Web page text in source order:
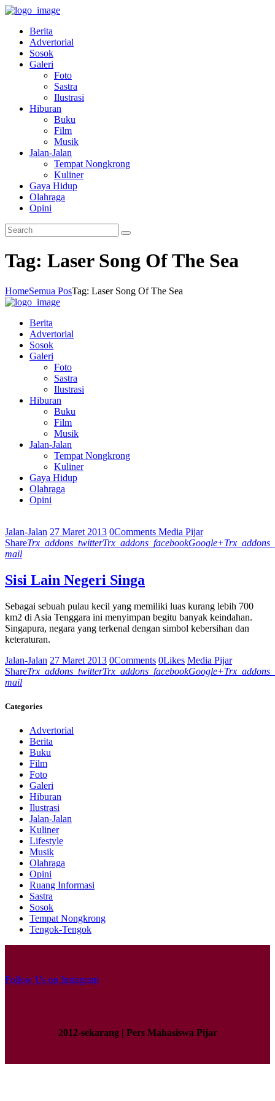
Berita
Advertorial
Sosok
Galeri
Foto
Sastra
Ilustrasi
Hiburan
Buku
Film
Musik
Jalan-Jalan
Tempat Nongkrong
Kuliner
Gaya Hidup
Olahraga
Opini
Tag: Laser Song Of The Sea
HomeSemua PosTag: Laser Song Of The Sea
Berita
Advertorial
Sosok
Galeri
Foto
Sastra
Ilustrasi
Hiburan
Buku
Film
Musik
Jalan-Jalan
Tempat Nongkrong
Kuliner
Gaya Hidup
Olahraga
Opini
Jalan-Jalan 27 Maret 2013 0Comments Media Pijar
ShareTrx_addons_twitterTrx_addons_facebookGoogle+
mail
Sisi Lain Negeri Singa
Sebagai sebuah pulau kecil yang memiliki luas kurang lebih 700
km2 di Asia Tenggara ini menyimpan begitu banyak keindahan.
Singapura, negara yang terkenal dengan simbol kebersihan dan
keteraturan.
Jalan-Jalan 27 Maret 2013 0Comments 0Likes Media Pijar
ShareTrx_addons_twitterTrx_addons_facebookGoogle+
mail
Categories
Advertorial
Berita
Buku
Film
Foto
Galeri
Hiburan
Ilustrasi
Jalan-Jalan
Kuliner
Lifestyle
Musik
Olahraga
Opini
Ruang Informasi
Sastra
Sosok
Tempat Nongkrong
Tengok-Tengok
Follow Us on Instagram
2012-sekarang | Pers Mahasiswa Pijar